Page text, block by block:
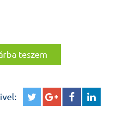
kerülnek az EKG
ismerete szintén nagyon
segíti, ha nemcsak leírásra
látható kóros
teszem